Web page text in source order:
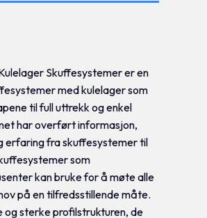
Skuffesystemer er en
med kulelager som
til full uttrekk og enkel
har overført informasjon,
erfaring fra skuffesystemer til
som
kan bruke for å møte alle
på en tilfredsstillende måte.
og sterke profilstrukturen, de